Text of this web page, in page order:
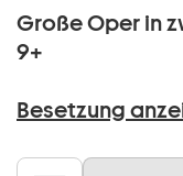
Große Oper in
9+
Besetzung